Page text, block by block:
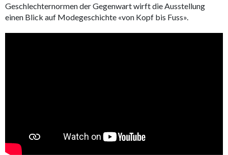
Geschlechternormen der Gegenwart wirft die Ausstellung
einen Blick auf Modegeschichte «von Kopf bis Fuss».